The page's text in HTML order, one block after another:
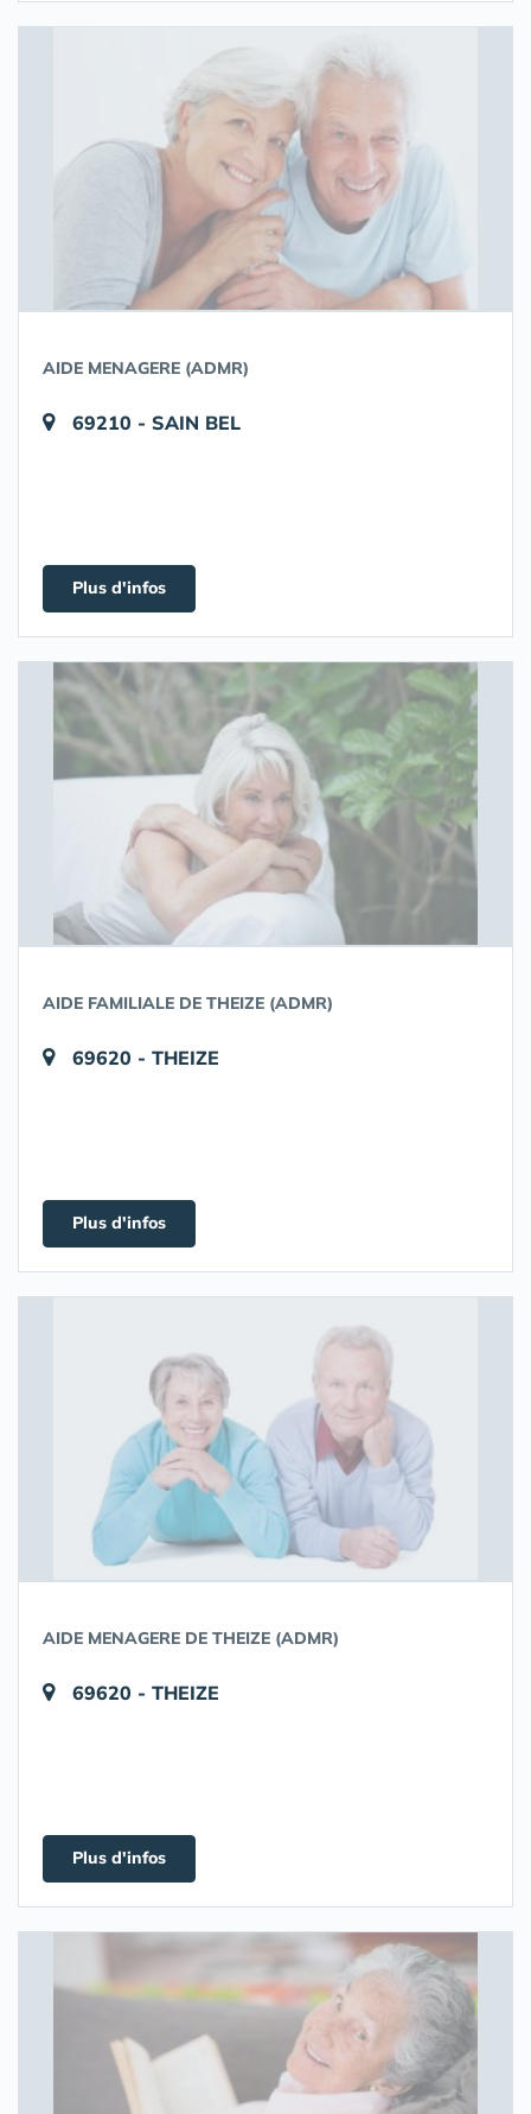
AIDE MENAGERE (ADMR)
69210 - SAIN BEL
Plus d'infos
AIDE FAMILIALE DE THEIZE (ADMR)
69620 - THEIZE
Plus d'infos
AIDE MENAGERE DE THEIZE (ADMR)
69620 - THEIZE
Plus d'infos